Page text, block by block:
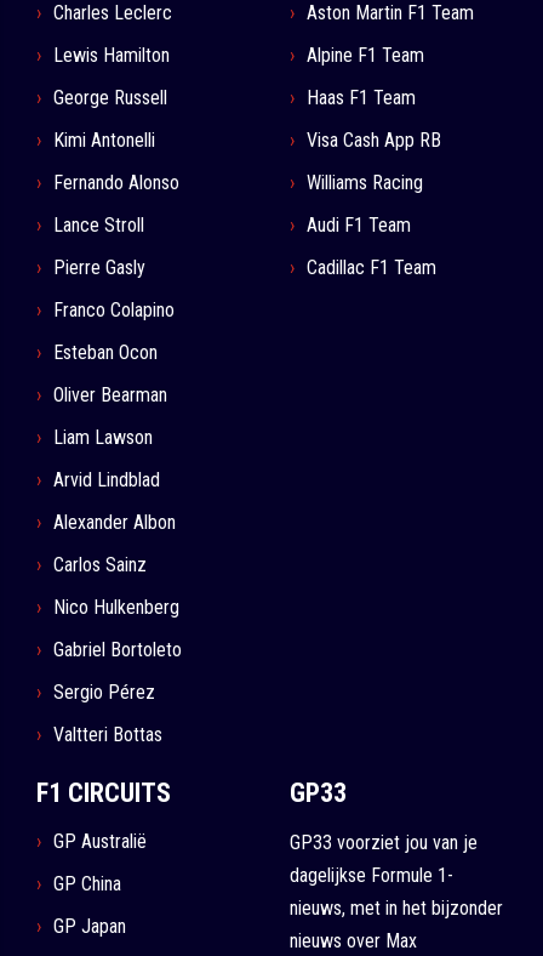
Charles Leclerc
Lewis Hamilton
George Russell
Kimi Antonelli
Fernando Alonso
Lance Stroll
Pierre Gasly
Franco Colapino
Esteban Ocon
Oliver Bearman
Liam Lawson
Arvid Lindblad
Alexander Albon
Carlos Sainz
Nico Hulkenberg
Gabriel Bortoleto
Sergio Pérez
Valtteri Bottas
Aston Martin F1 Team
Alpine F1 Team
Haas F1 Team
Visa Cash App RB
Williams Racing
Audi F1 Team
Cadillac F1 Team
F1 CIRCUITS
GP Australië
GP China
GP Japan
GP33
GP33 voorziet jou van je
dagelijkse Formule 1-
nieuws, met in het bijzonder
nieuws over Max